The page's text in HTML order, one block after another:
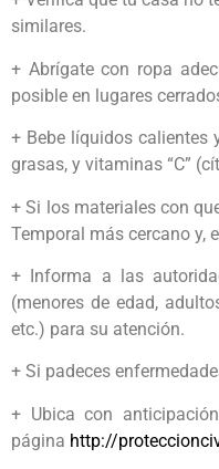
similares.
+ Abrígate con ropa
posible en lugares
+ Bebe líquidos calientes
grasas, y vitaminas “C”
+ Si los materiales con
Temporal más cercano y,
+ Informa a las
(menores de edad,
etc.) para su atención.
+ Si padeces
+ Ubica con
página http://